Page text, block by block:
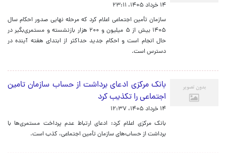
۱۴ خرداد ۱۴۰۵، ۲۳:۱۱
سازمان تأمین اجتماعی اعلام کرد که مرحله نهایی صدور احکام سال
۱۴۰۵ بیش از ۵ میلیون و ۲۰۰ هزار بازنشسته و مستمری‌بگیر در
حال انجام است و احکام جدید حداکثر از ابتدای هفته آینده در
دسترس است.
بانک مرکزی ادعای برداشت از حساب سازمان تامین
اجتماعی را تکذیب کرد
۱۴ خرداد ۱۴۰۵، ۱۲:۳۷
بانک مرکزی اعلام کرد: ادعای ارتباط عدم پرداخت مستمری‌ها با
برداشت از حساب‌های سازمان تأمین اجتماعی، کذب است.